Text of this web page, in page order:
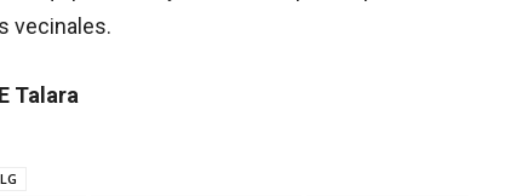
vecinales.
Talara